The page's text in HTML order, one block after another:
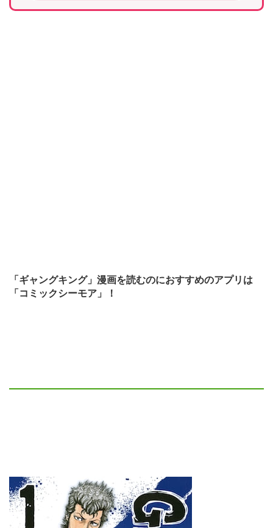
「ギャングキング」漫画を読むのにおすすめのアプリは
「コミックシーモア」！